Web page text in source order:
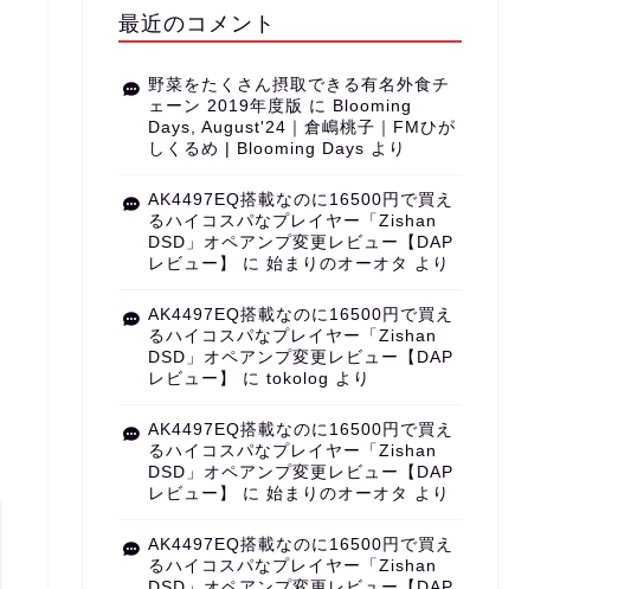
最近のコメント
野菜をたくさん摂取できる有名外食チ
ェーン 2019年度版 に Blooming
Days, August'24｜倉嶋桃子｜FMひが
しくるめ | Blooming Days より
AK4497EQ搭載なのに16500円で買え
るハイコスパなプレイヤー「Zishan
DSD」オペアンプ変更レビュー【DAP
レビュー】
に 始まりのオーオタ より
AK4497EQ搭載なのに16500円で買え
るハイコスパなプレイヤー「Zishan
DSD」オペアンプ変更レビュー【DAP
レビュー】
に tokolog より
AK4497EQ搭載なのに16500円で買え
るハイコスパなプレイヤー「Zishan
DSD」オペアンプ変更レビュー【DAP
レビュー】
に 始まりのオーオタ より
AK4497EQ搭載なのに16500円で買え
るハイコスパなプレイヤー「Zishan